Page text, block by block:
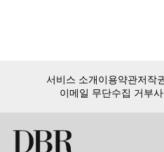
서비스 소개이용약관저작
이메일 무단수집 거부